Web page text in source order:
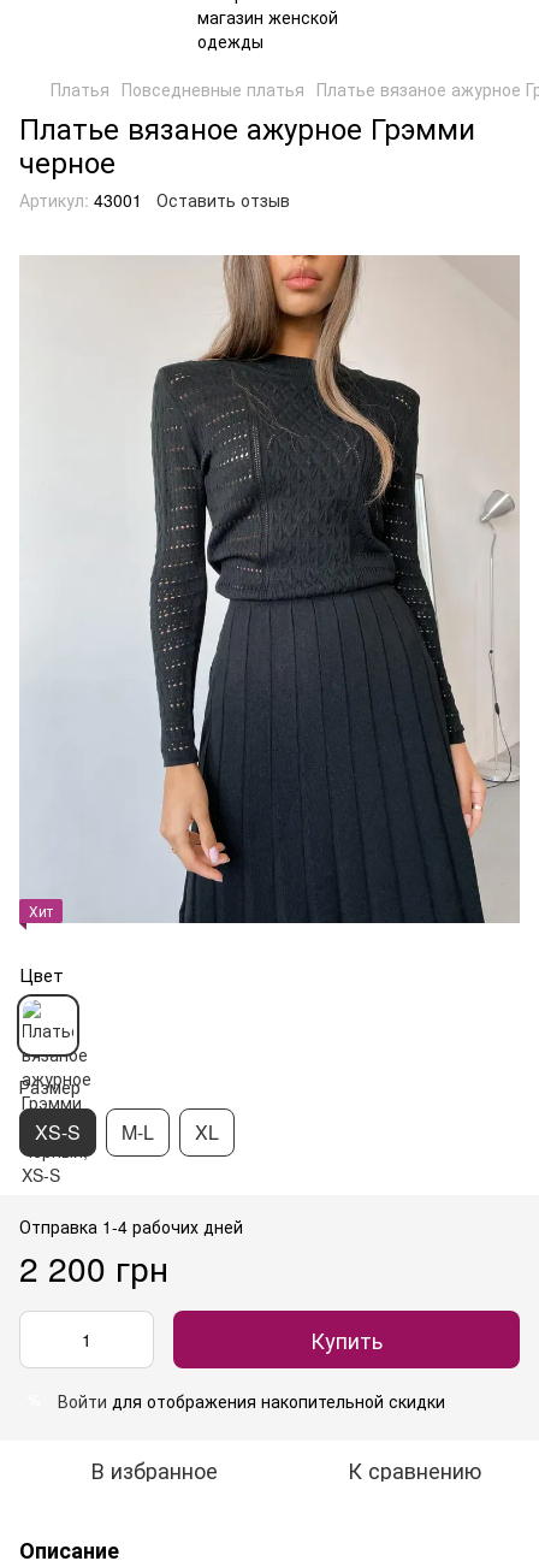
Платья Повседневные платья Платье вязаное ажурное
Платье вязаное ажурное Грэмми
черное
Артикул: 43001 Оставить отзыв
Хит
Цвет
Размер
XS-S M-L XL
Отправка 1-4 рабочих дней
2 200 грн
Купить
Войти для отображения накопительной скидки
В избранное К сравнению
Описание